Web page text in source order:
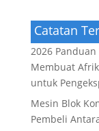
Catatan
2026
Membuat
untuk
Mesin Blok
Pembeli